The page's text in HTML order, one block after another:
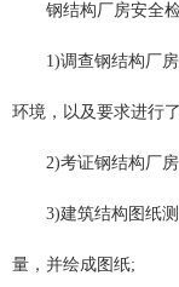
钢结构厂房安全
1)调查钢结构厂
环境，以及要求进行
2)考证钢结构厂
3)建筑结构图纸
量，并绘成图纸;